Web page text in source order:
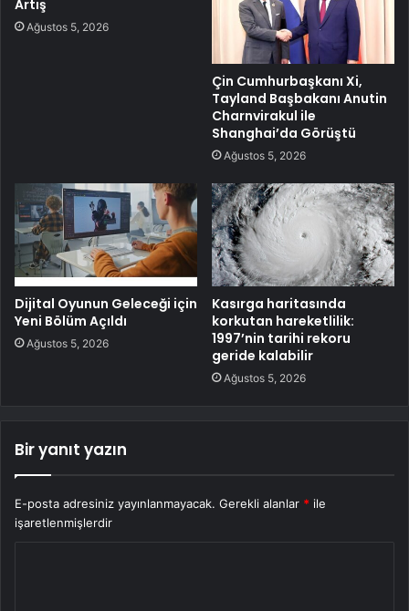
Artış
Ağustos 5, 2026
Çin Cumhurbaşkanı Xi,
Tayland Başbakanı Anutin
Charnvirakul ile
Shanghai’da Görüştü
Ağustos 5, 2026
Dijital Oyunun Geleceği için
Yeni Bölüm Açıldı
Ağustos 5, 2026
Kasırga haritasında
korkutan hareketlilik:
1997’nin tarihi rekoru
geride kalabilir
Ağustos 5, 2026
Bir yanıt yazın
E-posta adresiniz yayınlanmayacak. Gerekli alanlar * ile
işaretlenmişlerdir